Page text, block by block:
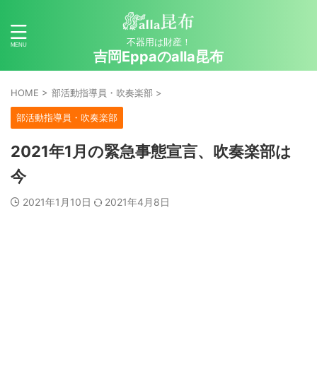
不器用は財産！
吉岡Eppaのalla昆布
HOME > 部活動指導員・吹奏楽部 >
部活動指導員・吹奏楽部
2021年1月の緊急事態宣言、吹奏楽部は
今
2021年1月10日 2021年4月8日